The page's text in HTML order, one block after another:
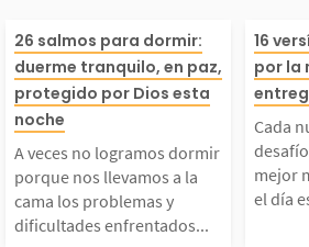
veces no
porque nos
a la cama
y
26 salmos para dormir:
duerme tranquilo, en paz,
protegido por Dios esta
noche
A veces no logramos dormir
porque nos llevamos a la
cama los problemas y
dificultades enfrentados...
os
e.
16
por la
Cada
mejor
el día